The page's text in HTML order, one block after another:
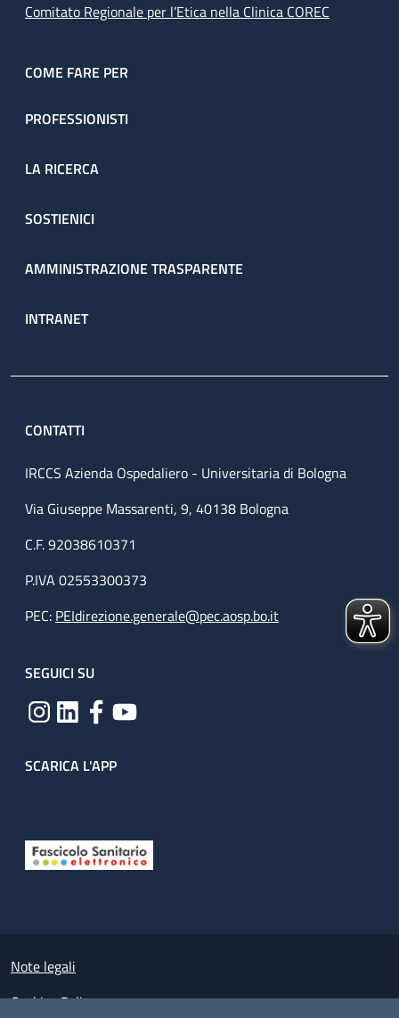
Comitato Regionale per l’Etica nella Clinica COREC
COME FARE PER
PROFESSIONISTI
LA RICERCA
SOSTIENICI
AMMINISTRAZIONE TRASPARENTE
INTRANET
CONTATTI
IRCCS Azienda Ospedaliero - Universitaria di Bologna
Via Giuseppe Massarenti, 9, 40138 Bologna
C.F. 92038610371
P.IVA 02553300373
PEC: PEIdirezione.generale@pec.aosp.bo.it
SEGUICI SU
SCARICA L'APP
Small prints
Note legali
Cookies Policy